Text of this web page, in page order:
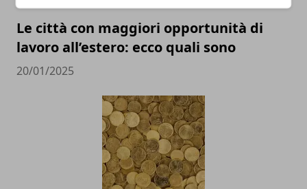
Le città con maggiori opportunità di
lavoro all’estero: ecco quali sono
20/01/2025